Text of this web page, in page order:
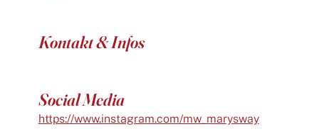
Kontakt & Infos
Social Media
https://www.instagram.com/mw_marysway